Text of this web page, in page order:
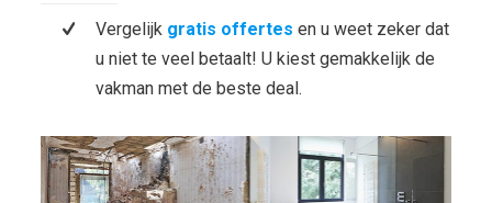
Vergelijk gratis offertes en u weet zeker dat
u niet te veel betaalt! U kiest gemakkelijk de
vakman met de beste deal.